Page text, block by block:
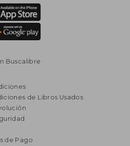
413,15
Buscalibre
de Libros Usados
de Pago